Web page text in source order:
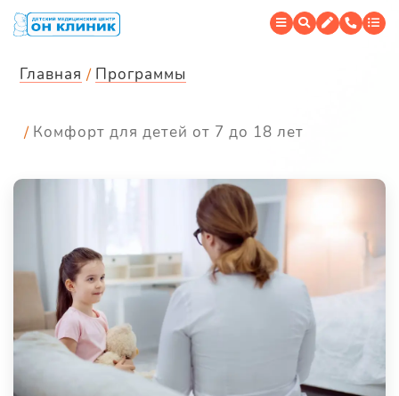
Главная Программы
Комфорт для детей от 7 до 18 лет